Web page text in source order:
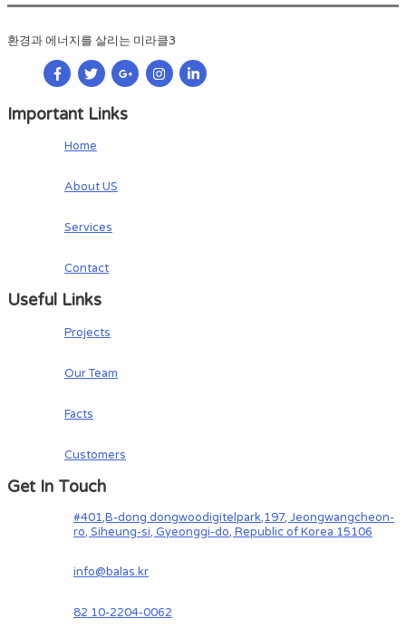
환경과 에너지를 살리는 미라클3
Important Links
Home
About US
Services
Contact
Useful Links
Projects
Our Team
Facts
Customers
Get In Touch
#401,B-dong dongwoodigitelpark,197, Jeongwangcheon-
ro, Siheung-si, Gyeonggi-do, Republic of Korea 15106
info@balas.kr
82 10-2204-0062